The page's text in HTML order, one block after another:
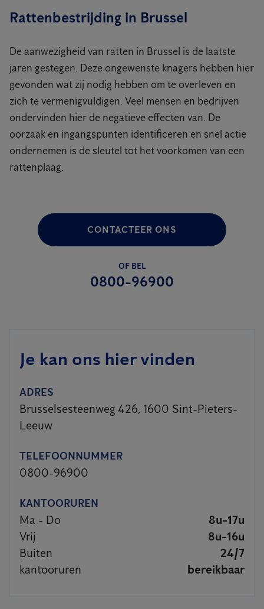
Rattenbestrijding in Brussel
De aanwezigheid van ratten in Brussel is de laatste
jaren gestegen. Deze ongewenste knagers hebben hier
gevonden wat zij nodig hebben om te overleven en
zich te vermenigvuldigen. Veel mensen en bedrijven
ondervinden hier de negatieve effecten van. De
oorzaak en ingangspunten identificeren en snel actie
ondernemen is de sleutel tot het voorkomen van een
rattenplaag.
CONTACTEER ONS
OF BEL
0800-96900
Je kan ons hier vinden
ADRES
Brusselsesteenweg 426, 1600 Sint-Pieters-
Leeuw
TELEFOONNUMMER
0800-96900
KANTOORUREN
Ma - Do
8u-17u
Vrij
8u-16u
Buiten
24/7
kantooruren
bereikbaar